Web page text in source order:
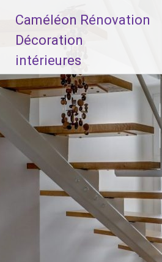
contenu
Caméléon Rénovation
Décoration
intérieures